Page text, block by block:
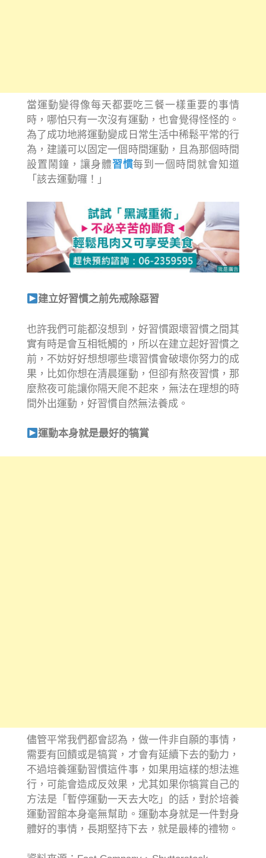
當運動變得像每天都要吃三餐一樣重要的事情
時，哪怕只有一次沒有運動，也會覺得怪怪的。
為了成功地將運動變成日常生活中稀鬆平常的行
為，建議可以固定一個時間運動，且為那個時間
設置鬧鐘，讓身體習慣每到一個時間就會知道
「該去運動囉！」
建立好習慣之前先戒除惡習
也許我們可能都沒想到，好習慣跟壞習慣之間其
實有時是會互相牴觸的，所以在建立起好習慣之
前，不妨好好想想哪些壞習慣會破壞你努力的成
果，比如你想在清晨運動，但卻有熬夜習慣，那
麼熬夜可能讓你隔天爬不起來，無法在理想的時
間外出運動，好習慣自然無法養成。
運動本身就是最好的犒賞
儘管平常我們都會認為，做一件非自願的事情，
需要有回饋或是犒賞，才會有延續下去的動力，
不過培養運動習慣這件事，如果用這樣的想法進
行，可能會造成反效果，尤其如果你犒賞自己的
方法是「暫停運動一天去大吃」的話，對於培養
運動習館本身毫無幫助。運動本身就是一件對身
體好的事情，長期堅持下去，就是最棒的禮物。